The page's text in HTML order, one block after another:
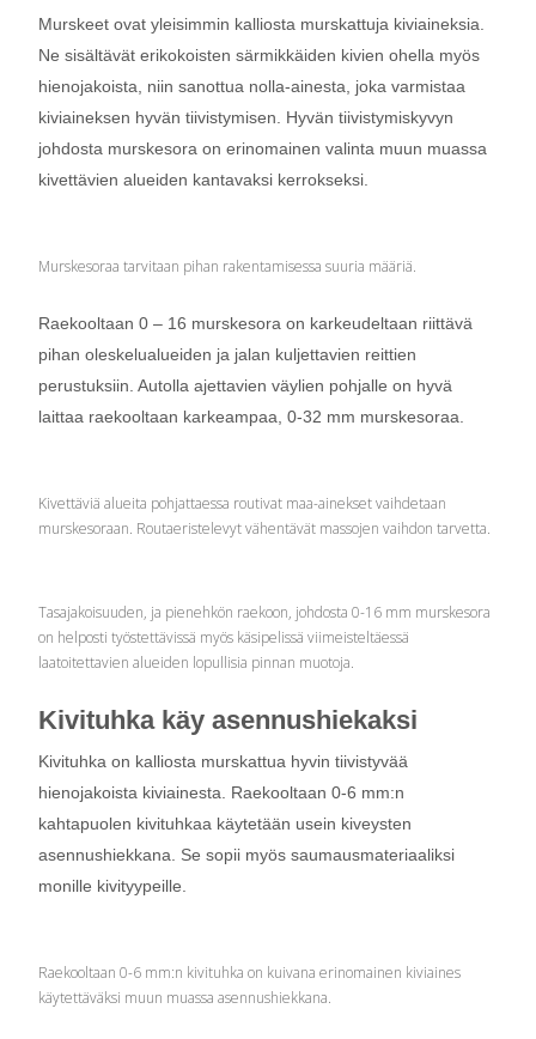
Murskeet ovat yleisimmin kalliosta murskattuja kiviaineksia.
Ne sisältävät erikokoisten särmikkäiden kivien ohella myös
hienojakoista, niin sanottua nolla-ainesta, joka varmistaa
kiviaineksen hyvän tiivistymisen. Hyvän tiivistymiskyvyn
johdosta murskesora on erinomainen valinta muun muassa
kivettävien alueiden kantavaksi kerrokseksi.
Murskesoraa tarvitaan pihan rakentamisessa suuria määriä.
Raekooltaan 0 – 16 murskesora on karkeudeltaan riittävä
pihan oleskelualueiden ja jalan kuljettavien reittien
perustuksiin. Autolla ajettavien väylien pohjalle on hyvä
laittaa raekooltaan karkeampaa, 0-32 mm murskesoraa.
Kivettäviä alueita pohjattaessa routivat maa-ainekset vaihdetaan
murskesoraan. Routaeristelevyt vähentävät massojen vaihdon tarvetta.
Tasajakoisuuden, ja pienehkön raekoon, johdosta 0-16 mm murskesora
on helposti työstettävissä myös käsipelissä viimeisteltäessä
laatoitettavien alueiden lopullisia pinnan muotoja.
Kivituhka käy asennushiekaksi
Kivituhka on kalliosta murskattua hyvin tiivistyvää
hienojakoista kiviainesta. Raekooltaan 0-6 mm:n
kahtapuolen kivituhkaa käytetään usein kiveysten
asennushiekkana. Se sopii myös saumausmateriaaliksi
monille kivityypeille.
Raekooltaan 0-6 mm:n kivituhka on kuivana erinomainen kiviaines
käytettäväksi muun muassa asennushiekkana.